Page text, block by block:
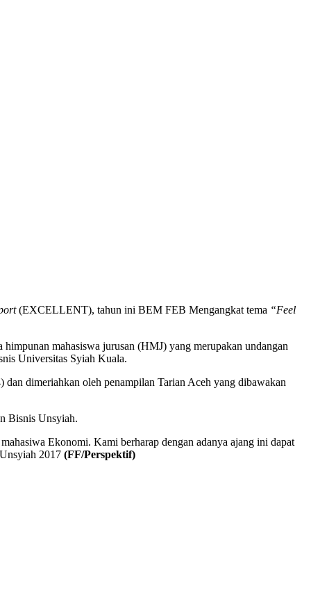
(EXCELLENT), tahun ini BEM FEB Mengangkat tema “Feel
mahasiswa jurusan (HMJ) yang merupakan undangan
Universitas Syiah Kuala.
dimeriahkan oleh penampilan Tarian Aceh yang dibawakan
Bisnis Unsyiah.
Ekonomi. Kami berharap dengan adanya ajang ini dapat
2017 (FF/Perspektif)